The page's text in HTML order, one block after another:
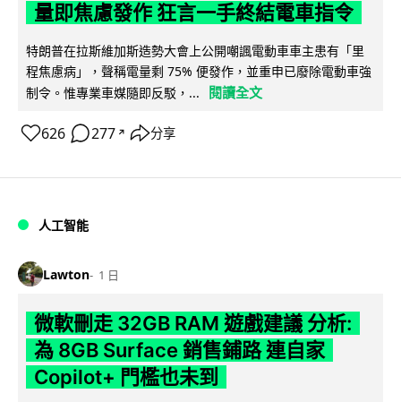
量即焦慮發作 狂言一手終結電車指令
特朗普在拉斯維加斯造勢大會上公開嘲諷電動車車主患有「里
程焦慮病」，聲稱電量剩 75% 便發作，並重申已廢除電動車強
制令。惟專業車媒隨即反駁，...
閱讀全文
626 277 ↗ 分享
人工智能
Lawton 1 日
微軟刪走 32GB RAM 遊戲建議 分析:
為 8GB Surface 銷售鋪路 連自家
Copilot+ 門檻也未到